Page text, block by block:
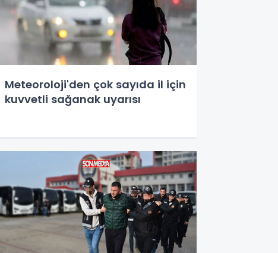
Meteoroloji'den çok sayıda il için
kuvvetli sağanak uyarısı